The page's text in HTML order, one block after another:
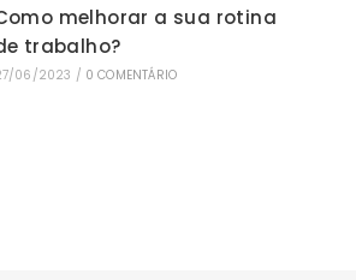
melhorar a sua rotina
trabalho?
06/2023 / 0 COMENTÁRIO